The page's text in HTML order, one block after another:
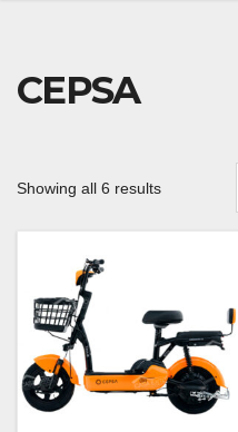
CEPSA
Showing all 6 results